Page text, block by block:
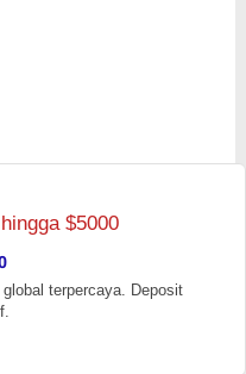
terpercaya. Deposit